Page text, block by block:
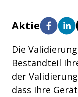
Aktie
Die
Bestandteil
der
dass Ihre